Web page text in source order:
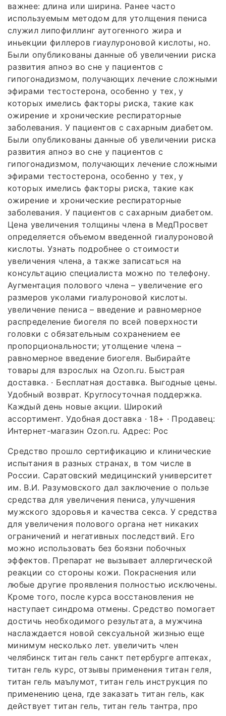
важнее: длина или ширина. Ранее часто
используемым методом для утолщения пениса
служил липофиллинг аутогенного жира и
иньекции филлеров гиаулуроновой кислоты, но.
Были опубликованы данные об увеличении риска
развития апноэ во сне у пациентов с
гипогонадизмом, получающих лечение сложными
эфирами тестостерона, особенно у тех, у
которых имелись факторы риска, такие как
ожирение и хронические респираторные
заболевания. У пациентов с сахарным диабетом.
Были опубликованы данные об увеличении риска
развития апноэ во сне у пациентов с
гипогонадизмом, получающих лечение сложными
эфирами тестостерона, особенно у тех, у
которых имелись факторы риска, такие как
ожирение и хронические респираторные
заболевания. У пациентов с сахарным диабетом.
Цена увеличения толщины члена в МедПросвет
определяется объемом введенной гиалуроновой
кислоты. Узнать подробнее о стоимости
увеличения члена, а также записаться на
консультацию специалиста можно по телефону.
Аугментация полового члена – увеличение его
размеров уколами гиалуроновой кислоты.
увеличение пениса – введение и равномерное
распределение биогеля по всей поверхности
головки с обязательным сохранением ее
пропорциональности; утолщение члена –
равномерное введение биогеля. Выбирайте
товары для взрослых на Ozon.ru. Быстрая
доставка. · Бесплатная доставка. Выгодные цены.
Удобный возврат. Круглосуточная поддержка.
Каждый день новые акции. Широкий
ассортимент. Удобная доставка · 18+ · Продавец:
Интернет-магазин Ozon.ru. Адрес: Рос
Средство прошло сертификацию и клинические
испытания в разных странах, в том числе в
России. Саратовский медицинский университет
им. В.И. Разумовского дал заключение о пользе
средства для увеличения пениса, улучшения
мужского здоровья и качества секса. У средства
для увеличения полового органа нет никаких
ограничений и негативных последствий. Его
можно использовать без боязни побочных
эффектов. Препарат не вызывает аллергической
реакции со стороны кожи. Покраснения или
любые другие проявления полностью исключены.
Кроме того, после курса восстановления не
наступает синдрома отмены. Средство помогает
достичь необходимого результата, а мужчина
наслаждается новой сексуальной жизнью еще
минимум несколько лет. увеличить член
челябинск титан гель санкт петербурге аптеках,
титан гель курс, отзывы применения титан геля,
титан гель маълумот, титан гель инструкция по
применению цена, где заказать титан гель, как
действует титан гель, титан гель тантра, про